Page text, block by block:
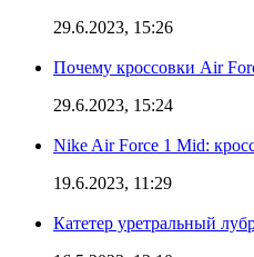
29.6.2023, 15:26
Почему кроссовки Air
29.6.2023, 15:24
Nike Air Force 1 Mid:
19.6.2023, 11:29
Катетер уретральный